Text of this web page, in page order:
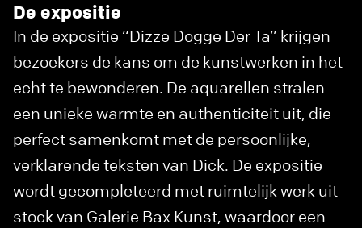
De expositie
In de expositie “Dizze Dogge Der Ta” krijgen
bezoekers de kans om de kunstwerken in het
echt te bewonderen. De aquarellen stralen
een unieke warmte en authenticiteit uit, die
perfect samenkomt met de persoonlijke,
verklarende teksten van Dick. De expositie
wordt gecompleteerd met ruimtelijk werk uit
stock van Galerie Bax Kunst, waardoor een